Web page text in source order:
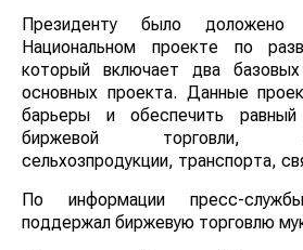
Президенту было доложено
Национальном проекте по
который включает два
основных проекта. Данные
барьеры и обеспечить
биржевой торговли,
сельхозпродукции, транспорта,
По информации пресс-
поддержал биржевую торговлю